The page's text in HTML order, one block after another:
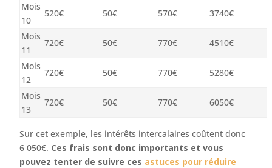
Mois
10
520€ 50€ 570€
3740€
Mois
11
720€ 50€ 770€
4510€
Mois
12
720€ 50€ 770€
5280€
Mois
13
720€ 50€ 770€ 6050€
Sur cet exemple, les intérêts intercalaires coûtent donc
6 050€. Ces frais sont donc importants et vous
pouvez tenter de suivre ces astuces pour réduire